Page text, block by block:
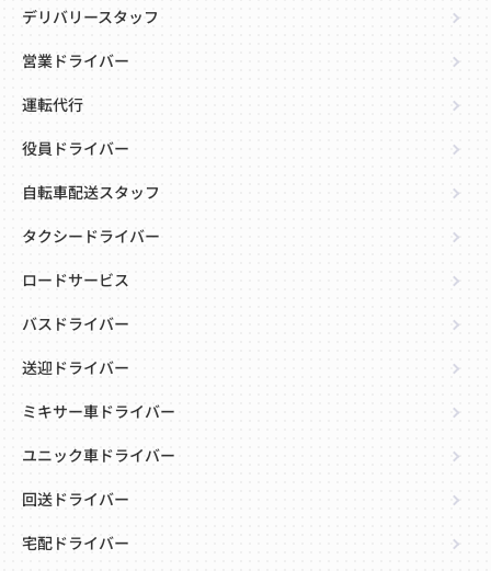
デリバリースタッフ
営業ドライバー
運転代行
役員ドライバー
自転車配送スタッフ
タクシードライバー
ロードサービス
バスドライバー
送迎ドライバー
ミキサー車ドライバー
ユニック車ドライバー
回送ドライバー
宅配ドライバー